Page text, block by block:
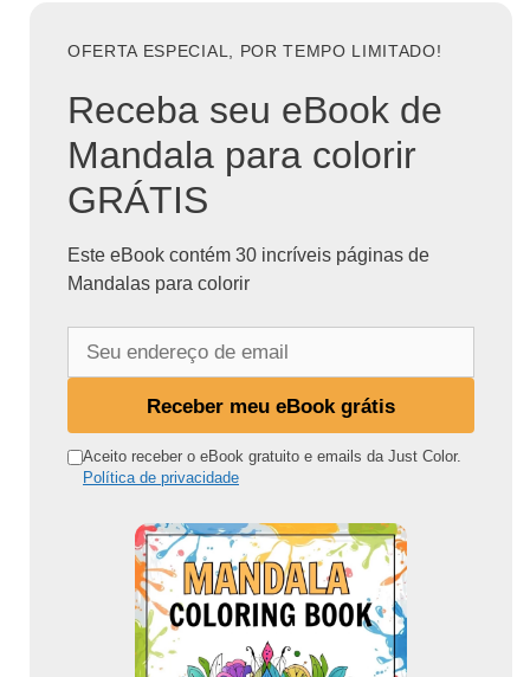
OFERTA ESPECIAL, POR TEMPO LIMITADO!
Receba seu eBook de
Mandala para colorir
GRÁTIS
Este eBook contém 30 incríveis páginas de
Mandalas para colorir
n
Receber meu eBook grátis
Aceito receber o eBook gratuito e emails da Just Color.
Política de privacidade